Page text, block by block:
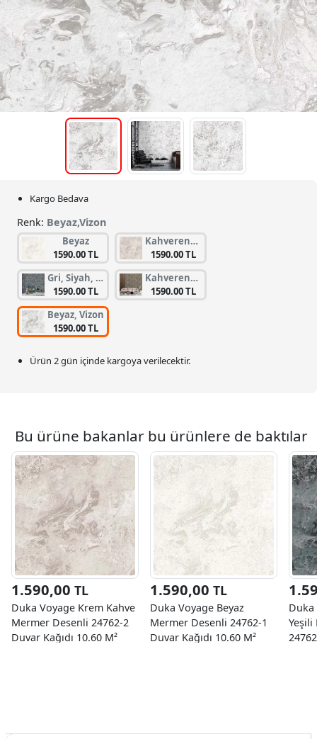
Kargo Bedava
Renk: Beyaz,Vizon
Beyaz
1590.00 TL
Kahverengi, Krem
1590.00 TL
Gri, Siyah, Su Yeşili
1590.00 TL
Kahverengi, Su Yeşili, Vizon
1590.00 TL
Beyaz, Vizon
1590.00 TL
Ürün 2 gün içinde kargoya verilecektir.
Bu ürüne bakanlar bu ürünlere de baktılar
1.590,00 TL
Duka Voyage Krem Kahve
Mermer Desenli 24762-2
Duvar Kağıdı 10.60 M²
1.590,00 TL
Duka Voyage Beyaz
Mermer Desenli 24762-1
Duvar Kağıdı 10.60 M²
Duka
Yeşili